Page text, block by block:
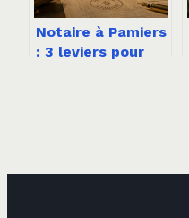
Notaire à Pamiers
: 3 leviers pour